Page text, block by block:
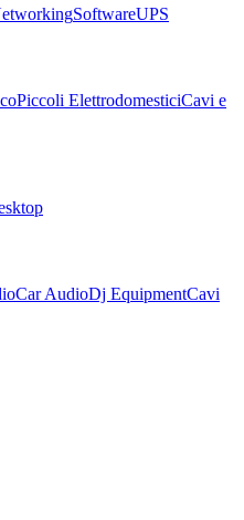
SoftwareUPS
Piccoli ElettrodomesticiCavi e
Car AudioDj EquipmentCavi